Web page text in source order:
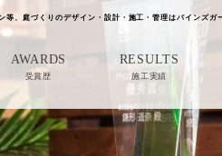
、庭づくりのデザイン・設計・施工・管理はパインズガ
AWARDS
受賞歴
RESULTS
施工実績